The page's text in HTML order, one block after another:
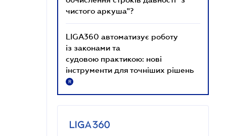
чистого аркуша"?
LIGA360 автоматизує роботу
із законами та
судовою практикою: нові
інструменти для точніших рішень
R